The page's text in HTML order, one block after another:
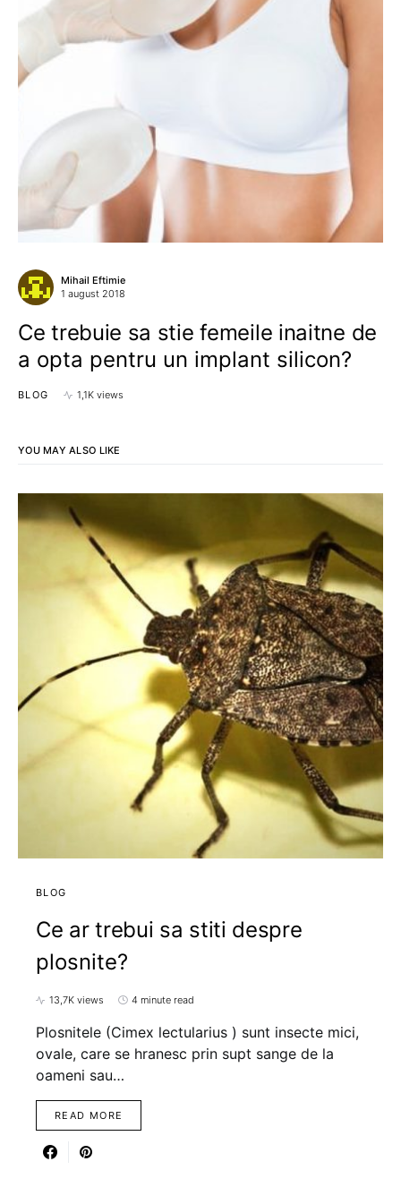
Mihail Eftimie
1 august 2018
Ce trebuie sa stie femeile inaitne de
a opta pentru un implant silicon?
BLOG 1,1K views
YOU MAY ALSO LIKE
BLOG
Ce ar trebui sa stiti despre
plosnite?
13,7K views 4 minute read
Plosnitele (Cimex lectularius ) sunt insecte mici,
ovale, care se hranesc prin supt sange de la
oameni sau…
READ MORE